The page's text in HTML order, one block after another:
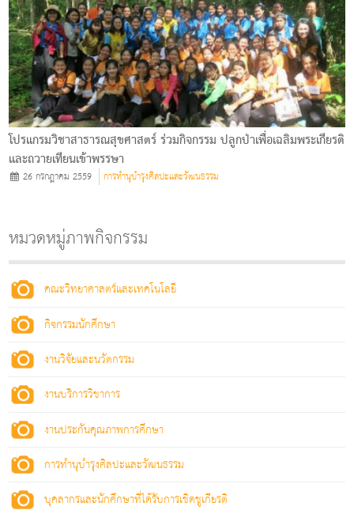
โปรแกรมวิชาสาธารณสุขศาสตร์ ร่วมกิจกรรม ปลูกป่าเพื่อเฉลิมพระเกียรติ
และถวายเทียนเข้าพรรษา
26 กรกฎาคม 2559 การทำนุบำรุงศิลปะและวัฒนธรรม
หมวดหมู่ภาพกิจกรรม
คณะวิทยาศาสตร์และเทคโนโลยี
กิจกรรมนักศึกษา
งานวิจัยและนวัตกรรม
งานบริการวิชาการ
งานประกันคุณภาพการศึกษา
การทำนุบำรุงศิลปะและวัฒนธรรม
บุคลากรและนักศึกษาที่ได้รับการเชิดชูเกียรติ